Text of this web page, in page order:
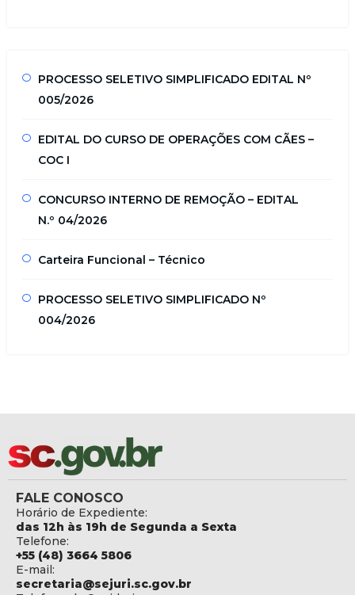
PROCESSO SELETIVO SIMPLIFICADO EDITAL Nº
005/2026
EDITAL DO CURSO DE OPERAÇÕES COM CÃES –
COC I
CONCURSO INTERNO DE REMOÇÃO – EDITAL
N.º 04/2026
Carteira Funcional – Técnico
PROCESSO SELETIVO SIMPLIFICADO Nº
004/2026
FALE CONOSCO
Horário de Expediente:
das 12h às 19h de Segunda a Sexta
Telefone:
+55 (48) 3664 5806
E-mail:
secretaria@sejuri.sc.gov.br